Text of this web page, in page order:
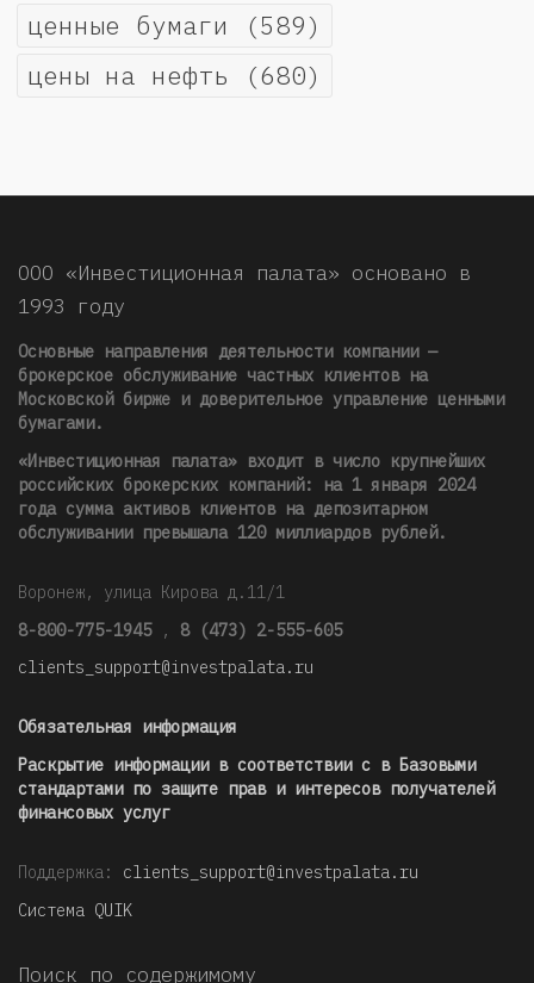
ценные бумаги (589)
цены на нефть (680)
ООО «Инвестиционная палата» основано в
1993 году
Основные направления деятельности компании —
брокерское обслуживание частных клиентов на
Московской бирже и доверительное управление ценными
бумагами.
«Инвестиционная палата» входит в число крупнейших
российских брокерских компаний: на 1 января 2024
года сумма активов клиентов на депозитарном
обслуживании превышала 120 миллиардов рублей.
Воронеж, улица Кирова д.11/1
8-800-775-1945 , 8 (473) 2-555-605
clients_support@investpalata.ru
Обязательная информация
Раскрытие информации в соответствии с в Базовыми
стандартами по защите прав и интересов получателей
финансовых услуг
Поддержка: clients_support@investpalata.ru
Система QUIK
Поиск по содержимому